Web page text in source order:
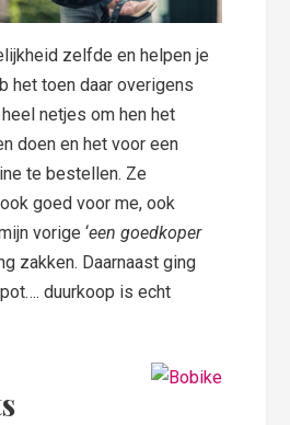
zelfde en helpen je
het toen daar overigens
netjes om hen het
doen en het voor een
te bestellen. Ze
goed voor me, ook
vorige ‘een goedkoper
zakken. Daarnaast ging
duurkoop is echt